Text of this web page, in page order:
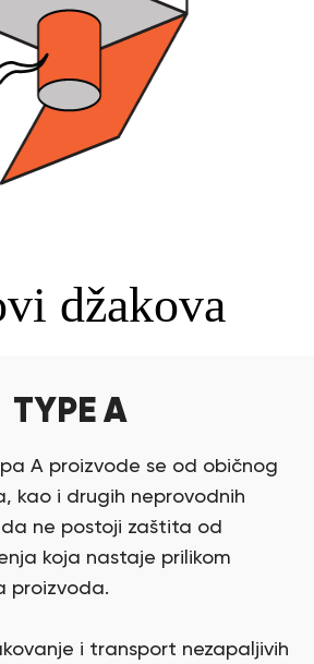
džakova
TYPE A
A proizvode se od običnog
kao i drugih neprovodnih
ne postoji zaštita od
koja nastaje prilikom
proizvoda.
i transport nezapaljivih